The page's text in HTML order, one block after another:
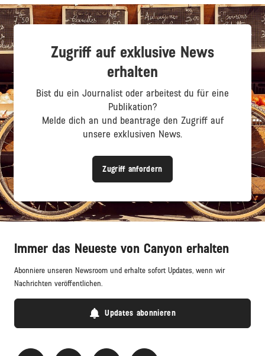
Zugriff auf exklusive News
erhalten
Bist du ein Journalist oder arbeitest du für eine
Publikation?
Melde dich an und beantrage den Zugriff auf
unsere exklusiven News.
Zugriff anfordern
Immer das Neueste von Canyon erhalten
Abonniere unseren Newsroom und erhalte sofort Updates, wenn wir
Nachrichten veröffentlichen.
Updates abonnieren